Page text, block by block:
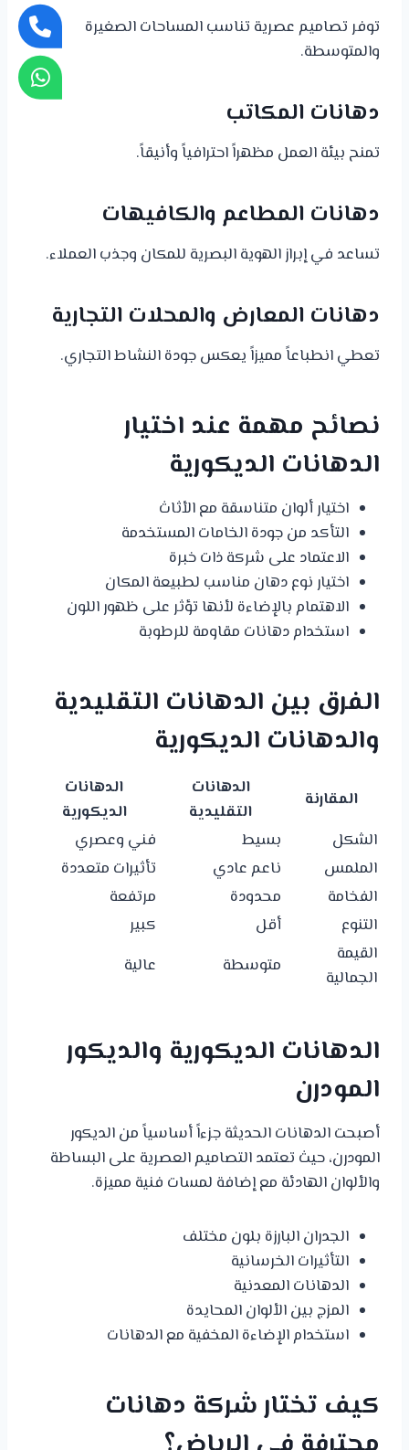
توفر تصاميم عصرية تناسب المساحات الصغيرة
والمتوسطة.
دهانات المكاتب
تمنح بيئة العمل مظهراً احترافياً وأنيقاً.
دهانات المطاعم والكافيهات
تساعد في إبراز الهوية البصرية للمكان وجذب العملاء.
دهانات المعارض والمحلات التجارية
تعطي انطباعاً مميزاً يعكس جودة النشاط التجاري.
نصائح مهمة عند اختيار
الدهانات الديكورية
اختيار ألوان متناسقة مع الأثاث
التأكد من جودة الخامات المستخدمة
الاعتماد على شركة ذات خبرة
اختيار نوع دهان مناسب لطبيعة المكان
الاهتمام بالإضاءة لأنها تؤثر على ظهور اللون
استخدام دهانات مقاومة للرطوبة
الفرق بين الدهانات التقليدية
والدهانات الديكورية
المقارنة
الدهانات
التقليدية
الدهانات
الديكورية
الشكل
بسيط
فني وعصري
الملمس
ناعم عادي
تأثيرات متعددة
الفخامة
محدودة
مرتفعة
التنوع
أقل
كبير
القيمة
الجمالية
متوسطة عالية
الدهانات الديكورية والديكور
المودرن
أصبحت الدهانات الحديثة جزءاً أساسياً من الديكور
المودرن، حيث تعتمد التصاميم العصرية على البساطة
والألوان الهادئة مع إضافة لمسات فنية مميزة.
الجدران البارزة بلون مختلف
التأثيرات الخرسانية
الدهانات المعدنية
المزج بين الألوان المحايدة
استخدام الإضاءة المخفية مع الدهانات
كيف تختار شركة دهانات